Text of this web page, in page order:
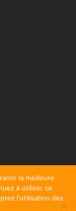
d'Hypnothérapie
la meilleure
à utiliser ce
l'utilisation des